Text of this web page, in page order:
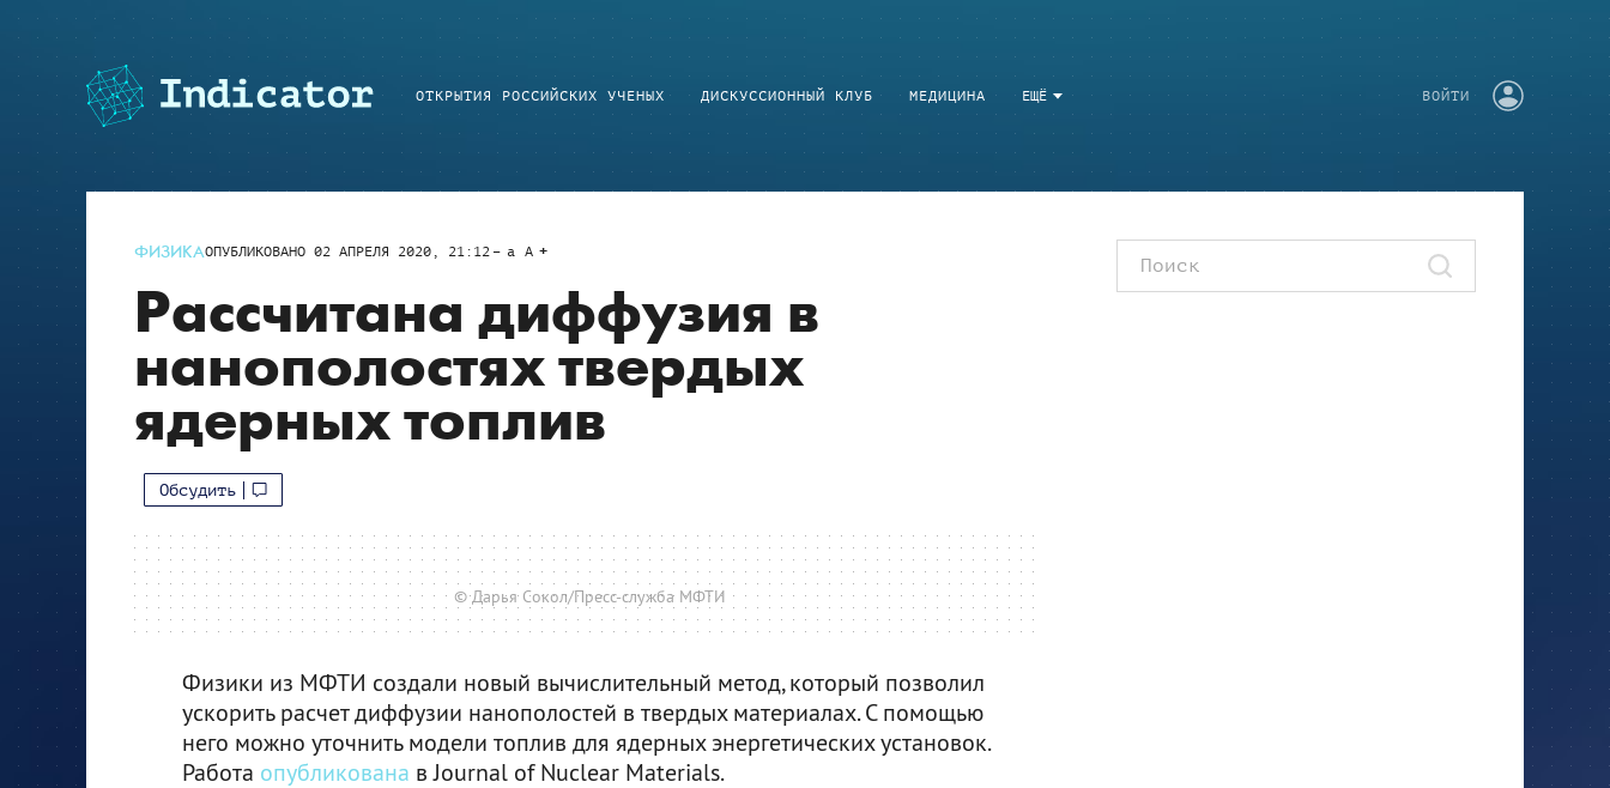
ЕЩЁ
ОТКРЫТИЯ РОССИЙСКИХ УЧЕНЫХ ДИСКУССИОННЫЙ КЛУБ МЕДИЦИНА ВОЙТИ
ФИЗИКАОПУБЛИКОВАНО 02 АПРЕЛЯ 2020, 21:12 a A
Рассчитана диффузия в
нанополостях твердых
ядерных топлив
Обсудить
© Дарья Сокол/Пресс-служба МФТИ
Физики из МФТИ создали новый вычислительный метод, который позволил
ускорить расчет диффузии нанополостей в твердых материалах. С помощью
него можно уточнить модели топлив для ядерных энергетических установок.
Работа опубликована в Journal of Nuclear Materials.